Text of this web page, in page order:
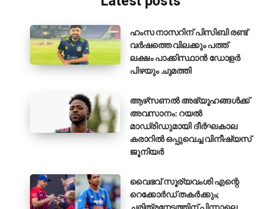
ഹംസ നാസറിന് പിസിബി രണ്ട്
വർഷത്തെ വിലക്കും പത്ത്
ലക്ഷം പാക്കിസ്ഥാൻ ഡോളർ
പിഴയും ചുമത്തി
ആഴ്‌സണൽ അഭ്യൂഹങ്ങൾക്ക്
അവസാനം: റയൽ
മാഡ്രിഡുമായി ദീർഘകാല
കരാറിൽ ഒപ്പുവെച്ച വിനീഷ്യസ്
ജൂനിയർ
വൈഭവ് സൂര്യവംശി എന്റെ
റെക്കോർഡ് തകർക്കും;